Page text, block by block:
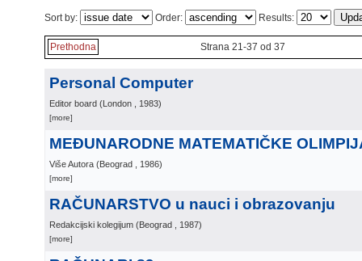
Sort by: Order: Results:
Prethodna Strana 21-37 od 37
Personal Computer
Editor board (London , 1983)
[more]
MEĐUNARODNE MATEMATIČKE
Više Autora (Beograd , 1986)
[more]
RAČUNARSTVO u nauci i obrazovanju
Redakcijski kolegijum (Beograd , 1987)
[more]